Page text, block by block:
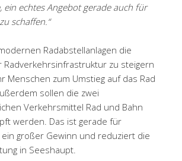
ein echtes Angebot gerade auch für
schaffen.“
Radabstellanlagen die
Radverkehrsinfrastruktur zu steigern
Menschen zum Umstieg auf das Rad
sollen die zwei
Verkehrsmittel Rad und Bahn
werden. Das ist gerade für
großer Gewinn und reduziert die
in Seeshaupt.